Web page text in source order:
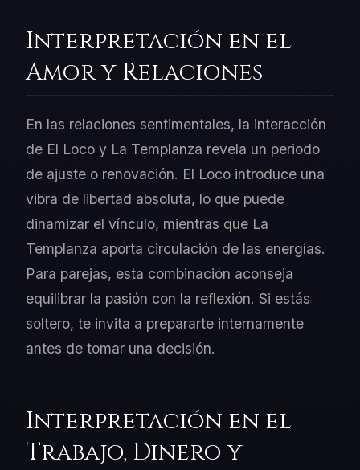
Interpretación en el
Amor y Relaciones
En las relaciones sentimentales, la interacción
de El Loco y La Templanza revela un periodo
de ajuste o renovación. El Loco introduce una
vibra de libertad absoluta, lo que puede
dinamizar el vínculo, mientras que La
Templanza aporta circulación de las energías.
Para parejas, esta combinación aconseja
equilibrar la pasión con la reflexión. Si estás
soltero, te invita a prepararte internamente
antes de tomar una decisión.
Interpretación en el
Trabajo, Dinero y